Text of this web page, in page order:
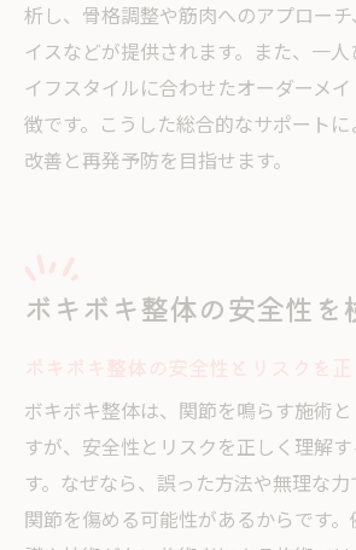
析し、骨格調整や筋肉へのアプロー
イスなどが提供されます。また、一
イフスタイルに合わせたオーダーメ
徴です。こうした総合的なサポート
改善と再発予防を目指せます。
ボキボキ整体の安全性を
ボキボキ整体は、関節を鳴らす施術
すが、安全性とリスクを正しく理解
す。なぜなら、誤った方法や無理な
関節を傷める可能性があるからです